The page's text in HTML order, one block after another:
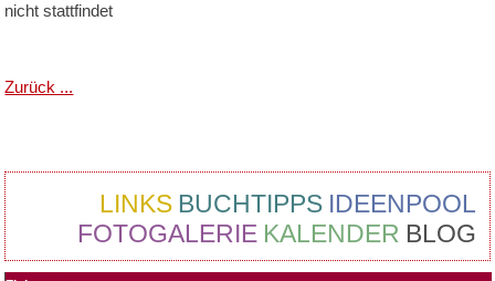
nicht stattfindet
Zurück ...
IDEENPOOL
BUCHTIPPS
LINKS
BLOG
KALENDER
FOTOGALERIE